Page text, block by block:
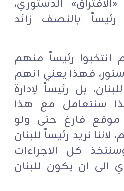
الدستوري،
رئيساً بالنصف زائد
انتخبوا رئيساً منهم
فهذا يعني انهم
بل رئيساً لإدارة
سنتعامل مع هذا
موقع فارغ حتى ولو
نريد رئيساً للبنان
كل الاجراءات
الى ان يكون للبنان